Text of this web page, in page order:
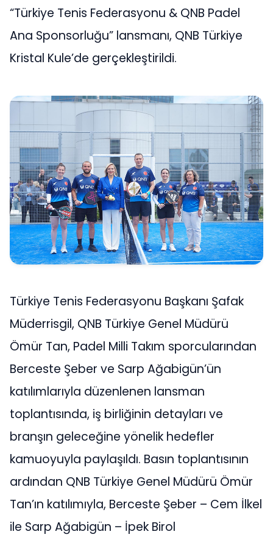
“Türkiye Tenis Federasyonu & QNB Padel
Ana Sponsorluğu” lansmanı, QNB Türkiye
Kristal Kule’de gerçekleştirildi.
Türkiye Tenis Federasyonu Başkanı Şafak
Müderrisgil, QNB Türkiye Genel Müdürü
Ömür Tan, Padel Milli Takım sporcularından
Berceste Şeber ve Sarp Ağabigün’ün
katılımlarıyla düzenlenen lansman
toplantısında, iş birliğinin detayları ve
branşın geleceğine yönelik hedefler
kamuoyuyla paylaşıldı. Basın toplantısının
ardından QNB Türkiye Genel Müdürü Ömür
Tan’ın katılımıyla, Berceste Şeber – Cem İlkel
ile Sarp Ağabigün – İpek Birol